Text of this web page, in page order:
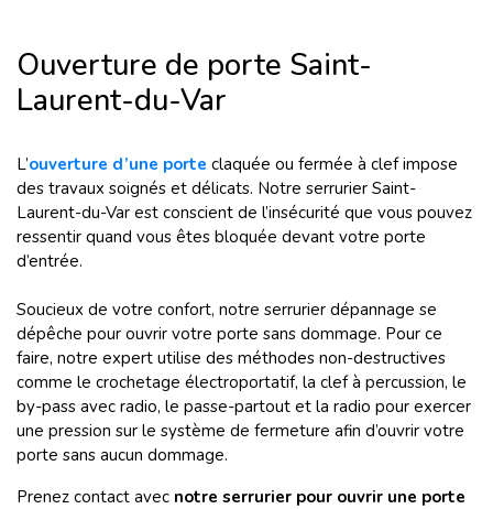
Ouverture de porte Saint-
Laurent-du-Var
L’ouverture d’une porte claquée ou fermée à clef impose
des travaux soignés et délicats. Notre serrurier Saint-
Laurent-du-Var est conscient de l’insécurité que vous pouvez
ressentir quand vous êtes bloquée devant votre porte
d’entrée.
Soucieux de votre confort, notre serrurier dépannage se
dépêche pour ouvrir votre porte sans dommage. Pour ce
faire, notre expert utilise des méthodes non-destructives
comme le crochetage électroportatif, la clef à percussion, le
by-pass avec radio, le passe-partout et la radio pour exercer
une pression sur le système de fermeture afin d’ouvrir votre
porte sans aucun dommage.
Prenez contact avec notre serrurier pour ouvrir une porte